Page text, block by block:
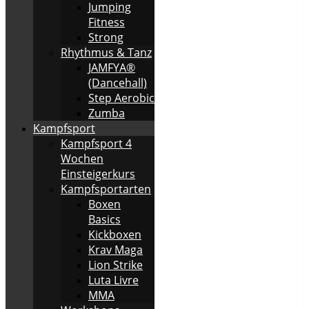
Jumping
Fitness
Strong
Rhythmus & Tanz
JAMFYA®
(Dancehall)
Step Aerobic
Zumba
Kampfsport
Kampfsport 4
Wochen
Einsteigerkurs
Kampfsportarten
Boxen
Basics
Kickboxen
Krav Maga
Lion Strike
Luta Livre
MMA